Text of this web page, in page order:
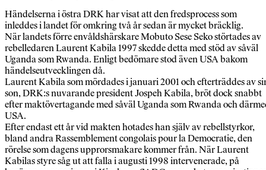
Händelserna i östra DRK har visat att den fredsprocess som
inleddes i landet för omkring två år sedan är mycket bräcklig.
När landets förre envåldshärskare Mobuto Sese Seko störtades av
rebelledaren Laurent Kabila 1997 skedde detta med stöd av såväl
Uganda som Rwanda. Enligt bedömare stod även USA bakom
händelseutvecklingen då.
Laurent Kabila som mördades i januari 2001 och efterträddes av
son, DRK:s nuvarande president Jospeh Kabila, bröt dock snabbt
efter maktövertagande med såväl Uganda som Rwanda och
USA.
Efter endast ett år vid makten hotades han själv av rebellstyrkor,
bland andra Rassemblement congolais pour la Democratie, den
rörelse som dagens upprorsmakare kommer från. När Laurent
Kabilas styre såg ut att falla i augusti 1998 intervenerade, på